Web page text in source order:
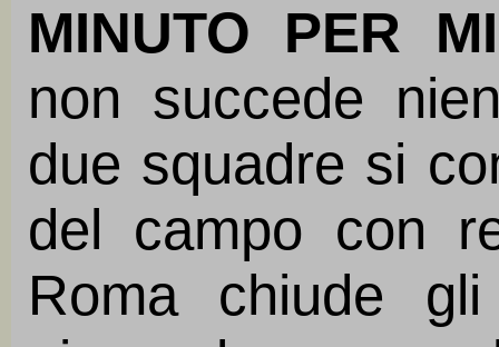
MINUTO PER
non succede
due squadre si
del campo con
Roma chiude